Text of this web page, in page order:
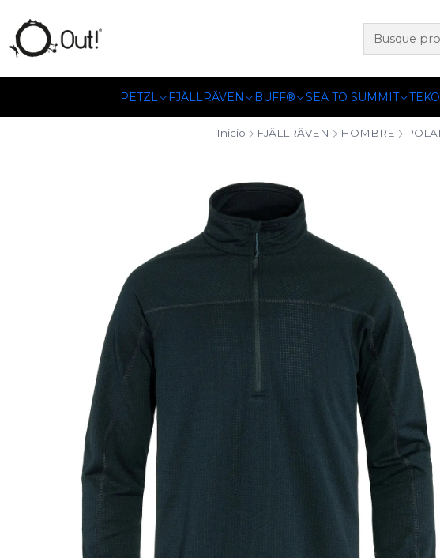
PETZL FJÄLLRÄVEN BUFF® SEA TO SUMMIT TEKO
Inicio FJÄLLRÄVEN HOMBRE